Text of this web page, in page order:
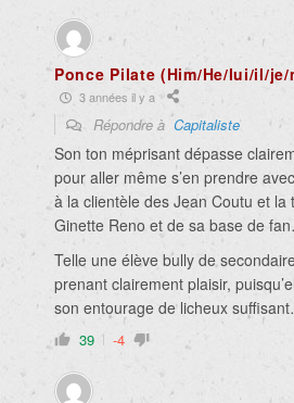
Ponce Pilate (Him/He/lui/il/je/
3 années il y a
Répondre à Capitaliste
Son ton méprisant dépasse
pour aller même s’en prendre
à la clientèle des Jean Coutu et la
Ginette Reno et de sa base de
Telle une élève bully de
prenant clairement plaisir,
son entourage de licheux
39 -4